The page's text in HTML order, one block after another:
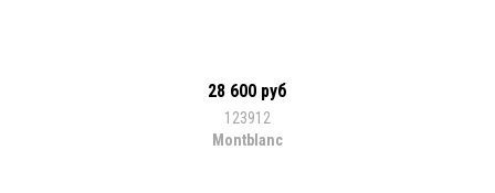
28 600 руб
123912
Montblanc